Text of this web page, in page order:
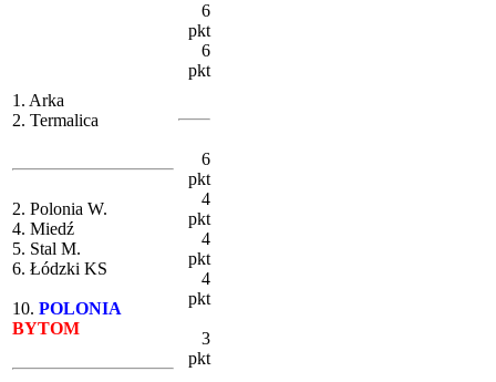
1. Arka
2. Termalica
2. Polonia W.
4. Miedź
5. Stal M.
6. Łódzki KS
10. POLONIA
BYTOM
6
pkt
6
pkt
6
pkt
4
pkt
4
pkt
4
pkt
3
pkt